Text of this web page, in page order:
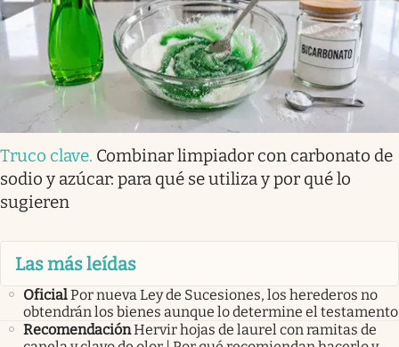
Truco clave. Combinar limpiador con carbonato de
sodio y azúcar: para qué se utiliza y por qué lo
sugieren
Las más leídas
OficialPor nueva Ley de Sucesiones, los herederos no
obtendrán los bienes aunque lo determine el testamento
RecomendaciónHervir hojas de laurel con ramitas de